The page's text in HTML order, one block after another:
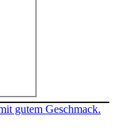
gutem Geschmack.